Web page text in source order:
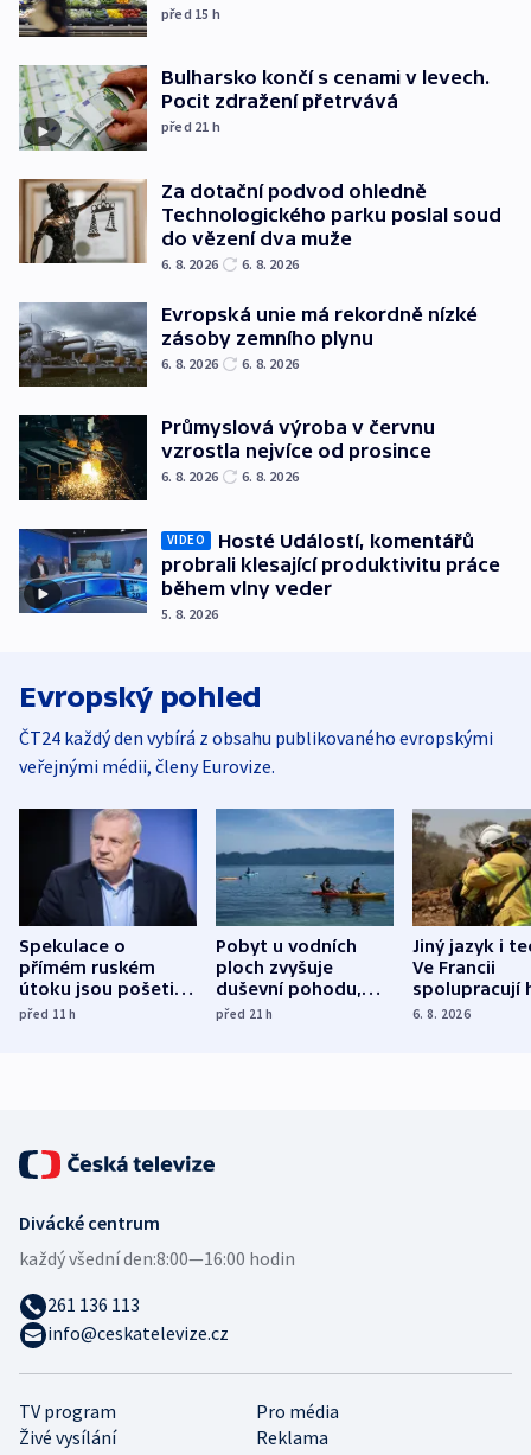
před 15 h
Bulharsko končí s cenami v levech.
Pocit zdražení přetrvává
před 21 h
Za dotační podvod ohledně
Technologického parku poslal soud
do vězení dva muže
6. 8. 2026 6. 8. 2026
Evropská unie má rekordně nízké
zásoby zemního plynu
6. 8. 2026 6. 8. 2026
Průmyslová výroba v červnu
vzrostla nejvíce od prosince
6. 8. 2026 6. 8. 2026
VIDEO
Hosté Událostí, komentářů
probrali klesající produktivitu práce
během vlny veder
5. 8. 2026
Evropský pohled
ČT24 každý den vybírá z obsahu publikovaného evropskými
veřejnými médii, členy Eurovize.
Spekulace o
přímém ruském
útoku jsou pošetilé,
míní estonský
před 11h
Pobyt u vodních
ploch zvyšuje
duševní pohodu,
ukázala
před 21h
Jiný jazyk i
Ve Francii
spolupracují
různých zemí
6. 8. 2026
TV program
Pro média
Živé vysílání
Reklama
Divácké centrum
každý všední den:8:00—16:00 hodin
261 136 113
info@ceskatelevize.cz